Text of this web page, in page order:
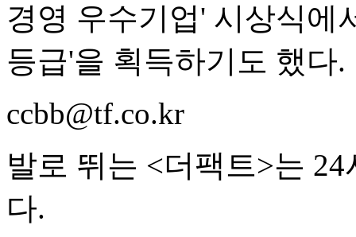
경영 우수기업' 시상식에
등급'을 획득하기도 했다.
ccbb@tf.co.kr
발로 뛰는 <더팩트>는
다.